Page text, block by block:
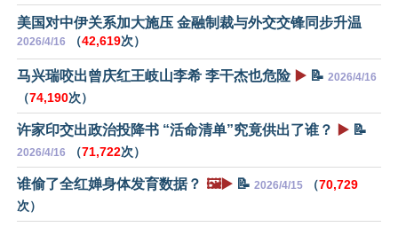
美国对中伊关系加大施压 金融制裁与外交交锋同步升温
2026/4/16 （42,619次）
马兴瑞咬出曾庆红王岐山李希 李干杰也危险 ▶️ 📝 2026/4/16
（74,190次）
许家印交出政治投降书 “活命清单”究竟供出了谁？ ▶️ 📝
2026/4/16 （71,722次）
谁偷了全红婵身体发育数据？ 🖼️▶️ 📝 2026/4/15 （70,729
次）